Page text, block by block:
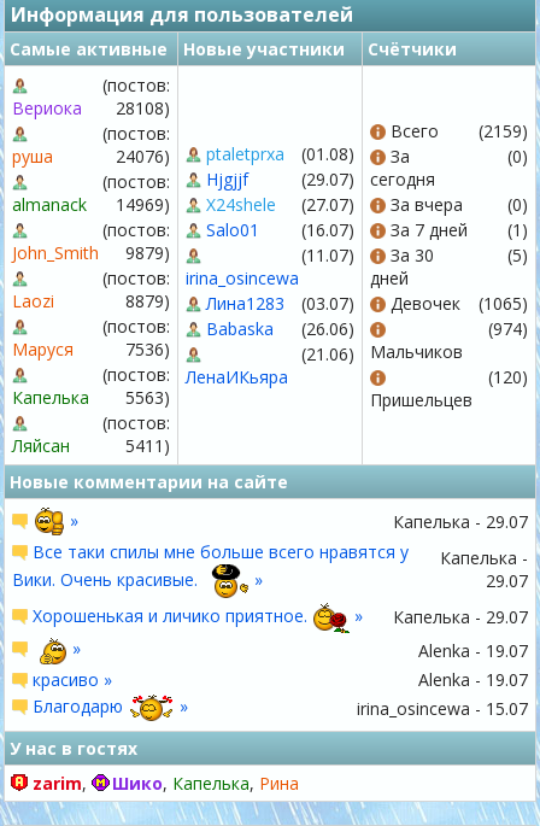
Информация для пользователей
Самые активные Новые участники Счётчики
Вериока
(постов:
28108)
руша
(постов:
24076)
almanack
(постов:
14969)
John_Smith
(постов:
9879)
Laozi
(постов:
8879)
Маруся
(постов:
7536)
Капелька
(постов:
5563)
Ляйсан
(постов:
5411)
ptaletprxa
(01.08)
Hjgjjf
(29.07)
X24shele
(27.07)
Salo01
(16.07)
irina_osincewa
(11.07)
Лина1283
(03.07)
Babaska
(26.06)
ЛенаИКьяра
(21.06)
Всего
(2159)
За
сегодня
(0)
За вчера
(0)
За 7 дней
(1)
За 30
дней
(5)
Девочек (1065)
Мальчиков
(974)
Пришельцев
(120)
Новые комментарии на сайте
»
Капелька - 29.07
Все таки спилы мне больше всего нравятся у
Вики. Очень красивые.
»
Капелька -
29.07
Хорошенькая и личико приятное.
»
Капелька - 29.07
»
Alenka - 19.07
красиво »
Alenka - 19.07
Благодарю
»
irina_osincewa - 15.07
У нас в гостях
zarim, Шико, Капелька, Рина